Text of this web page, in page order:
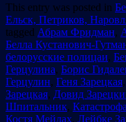
This entry was posted in
Ельск, Петриков,
tagged Абрам Фридман,
Белла Кустанович-
белорусские полицаи,
Герцулина, Борис
Герцулин, Геня Зарецкая,
Зарецкая, Довид
Шпитальник,
Костя Мейлах, Лейбке